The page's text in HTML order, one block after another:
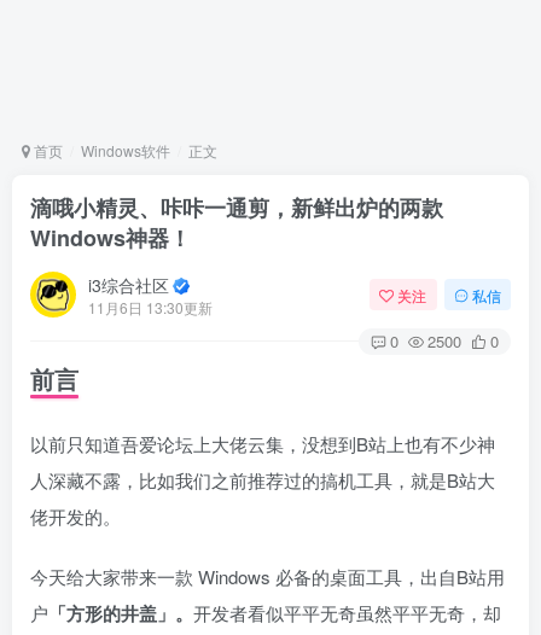
首页 Windows软件 正文
滴哦小精灵、咔咔一通剪，新鲜出炉的两款
Windows神器！
i3综合社区
11月6日 13:30更新
关注 私信
0 2500 0
前言
以前只知道吾爱论坛上大佬云集，没想到B站上也有不少神
人深藏不露，比如我们之前推荐过的搞机工具，就是B站大
佬开发的。
今天给大家带来一款 Windows 必备的桌面工具，出自B站用
户 「方形的井盖」。 开发者看似平平无奇虽然平平无奇，却